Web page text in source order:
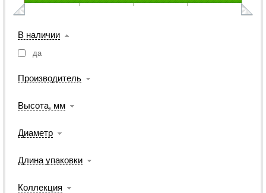
В наличии
да
Производитель
Высота, мм
Диаметр
Длина упаковки
Коллекция